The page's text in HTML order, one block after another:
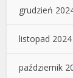
grudzień
listopad 2024
październik